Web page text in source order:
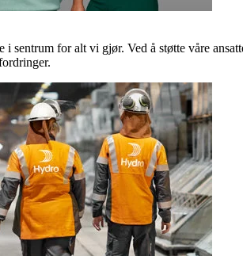
i sentrum for alt vi gjør. Ved å støtte våre